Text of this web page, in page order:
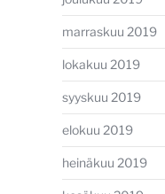
marraskuu 2019
lokakuu 2019
syyskuu 2019
elokuu 2019
heinäkuu 2019